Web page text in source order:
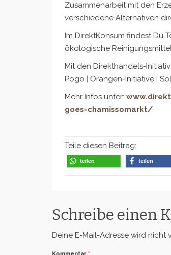
Zusammenarbeit mit den
verschiedene Alternativen
Im DirektKonsum findest Du
ökologische
Mit den Direkthandels-
Pogo | Orangen-Initiative |
Mehr Infos unter:
goes-chamissomarkt/
Teile diesen Beitrag:
teilen teilen
Schreibe einen
Deine E-Mail-Adresse wird nicht